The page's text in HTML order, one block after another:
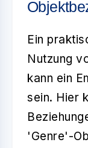
Ein
Nutzung
kann ein
sein. Hier
'Genre'-